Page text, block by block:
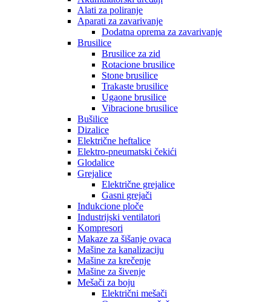
Alati za poliranje
Aparati za zavarivanje
Dodatna oprema za zavarivanje
Brusilice
Brusilice za zid
Rotacione brusilice
Stone brusilice
Trakaste brusilice
Ugaone brusilice
Vibracione brusilice
Bušilice
Dizalice
Električne heftalice
Elektro-pneumatski čekići
Glodalice
Grejalice
Električne grejalice
Gasni grejači
Indukcione ploče
Industrijski ventilatori
Kompresori
Makaze za šišanje ovaca
Mašine za kanalizaciju
Mašine za krečenje
Mašine za šivenje
Mešači za boju
Električni mešači